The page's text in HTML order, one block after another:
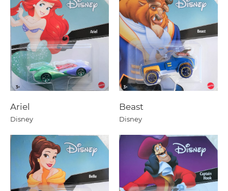
Ariel
Disney
Beast
Disney